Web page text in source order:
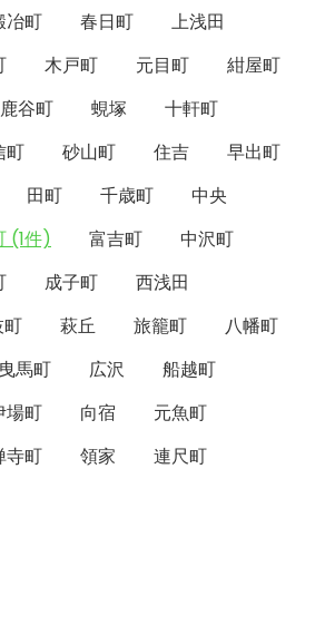
冶町 春日町
上浅田
木戸町 元目町
紺屋町
鹿谷町 蜆塚
十軒町
町 砂山町 住吉
早出町
田町 千歳町
中央
(1件) 富吉町
中沢町
成子町
西浅田
町 萩丘 旅籠町
八幡町
曳馬町 広沢
船越町
場町 向宿
元魚町
寺町 領家
連尺町